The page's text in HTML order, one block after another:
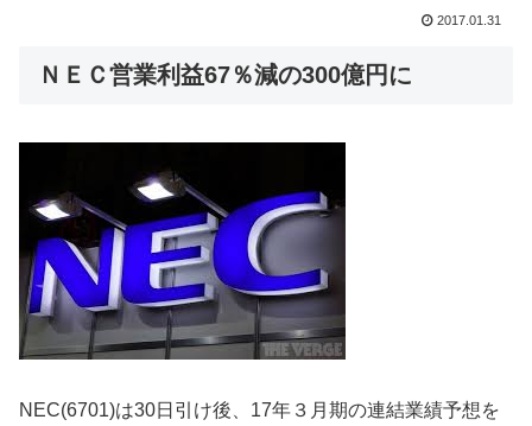
2017.01.31
ＮＥＣ営業利益67％減の300億円に
NEC(6701)は30日引け後、17年３月期の連結業績予想を